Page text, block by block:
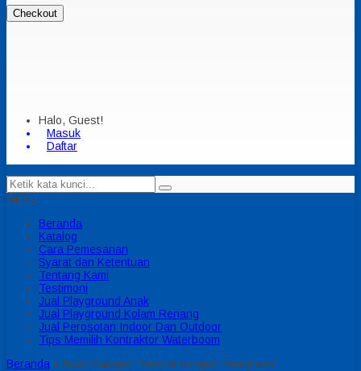
Checkout
Halo, Guest!
Masuk
Daftar
MENU
Beranda
Katalog
Cara Pemesanan
Syarat dan Ketentuan
Tentang Kami
Testimoni
Jual Playground Anak
Jual Playground Kolam Renang
Jual Perosotan Indoor Dan Outdoor
Tips Memilih Kontraktor Waterboom
Beranda »Arsip Kategori "tempat sampah fiberglass"